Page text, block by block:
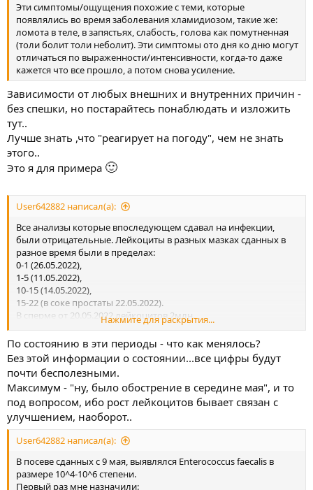
Эти симптомы/ощущения похожие с теми, которые
появлялись во время заболевания хламидиозом, такие же:
ломота в теле, в запястьях, слабость, голова как помутненная
(толи болит толи неболит). Эти симптомы ото дня ко дню могут
отличаться по выраженности/интенсивности, когда-то даже
кажется что все прошло, а потом снова усиление.
Зависимости от любых внешних и внутренних причин -
без спешки, но постарайтесь понаблюдать и изложить
тут..
Лучше знать ,что "реагирует на погоду", чем не знать
этого..
Это я для примера 🙂
User642882 написал(а):
Все анализы которые впоследующем сдавал на инфекции,
были отрицательные. Лейкоциты в разных мазках сданных в
разное время были в пределах:
0-1 (26.05.2022),
1-5 (11.05.2022),
10-15 (14.05.2022),
15-22 (в соке простаты 22.05.2022).
В сперме от 20.05.2022 лейкоцитов 2млн.
HLA-27 отрицательный.
26.05.2022 закончил пить Амоксиклав.
15.06.2022 закончил пить Макмирор.
Нажмите для раскрытия...
По состоянию в эти периоды - что как менялось?
Без этой информации о состоянии...все цифры будут
почти бесполезными.
Максимум - "ну, было обострение в середине мая", и то
под вопросом, ибо рост лейкоцитов бывает связан с
улучшением, наоборот..
User642882 написал(а):
В посеве сданных с 9 мая, выявлялся Enterococcus faecalis в
размере 10^4-10^6 степени.
Первый раз мне назначили: